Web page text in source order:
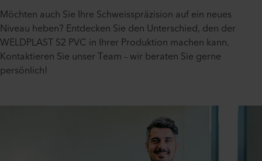
Möchten auch Sie Ihre Schweisspräzision auf ein neues
Niveau heben? Entdecken Sie den Unterschied, den der
WELDPLAST S2 PVC in Ihrer Produktion machen kann.
Kontaktieren Sie unser Team – wir beraten Sie gerne
persönlich!